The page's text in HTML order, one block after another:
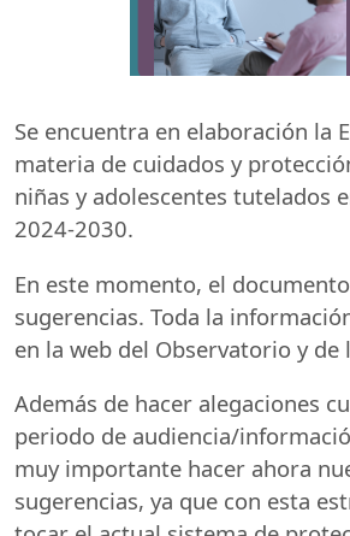
Se encuentra en elaboración la
materia de cuidados y
niñas y adolescentes tutelados
2024-2030.
En este momento, el
sugerencias. Toda la
en la web del Observatorio y de
Además de hacer alegaciones
periodo de audiencia/
muy importante hacer ahora
sugerencias, ya que con esta